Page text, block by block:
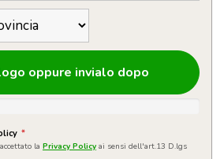
oppure invialo dopo
*
la Privacy Policy ai sensi dell'art.13 D.lgs